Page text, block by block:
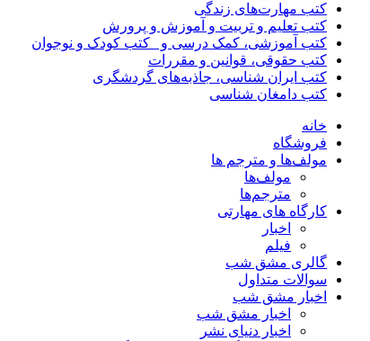
کتب مهارت‌های زندگی
کتب تعلیم و تربیت و آموزش و پرورش
کتب آموزشی، کمک درسی و _کتب کودک و نوجوان
کتب حقوقی، قوانین و مقررات
کتب ایران شناسی، جاذبه‌های گردشگری
کتب دامغان شناسی
خانه
فروشگاه
مولف‌ها و مترجم ها
مولف‌ها
مترجم‌ها
کارگاه های مهارتی
اخبار
فیلم
گالری مشق شب
سوالات متداول
اخبار مشق شب
اخبار مشق شب
اخبار دنیای نشر